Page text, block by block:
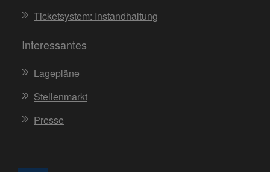
Ticketsystem: Instandhaltung
Interessantes
Lagepläne
Stellenmarkt
Presse